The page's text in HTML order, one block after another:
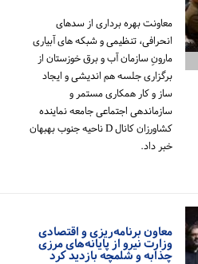
معاونت بهره برداری از سدهای
انحرافی، تنظیمی و شبکه های آبیاری
مارونِ سازمان آب و برق خوزستان از
برگزاری جلسه هم اندیشی و ایجاد
ساز و کار همکاری مستمر و
سازماندهی اجتماعی جامعه نماینده
کشاورزان کانال D ناحیه جنوب بهبهان
خبر داد.
معاون برنامه‌ریزی و اقتصادی
وزارت نیرو از پایانه‌های مرزی
چذابه و شلمچه بازدید کرد